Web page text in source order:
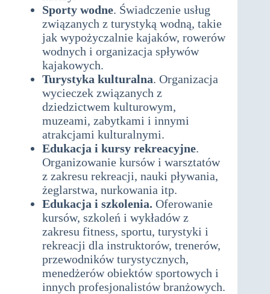
Sporty wodne. Świadczenie usług
związanych z turystyką wodną, takie
jak wypożyczalnie kajaków, rowerów
wodnych i organizacja spływów
kajakowych.
Turystyka kulturalna. Organizacja
wycieczek związanych z
dziedzictwem kulturowym,
muzeami, zabytkami i innymi
atrakcjami kulturalnymi.
Edukacja i kursy rekreacyjne.
Organizowanie kursów i warsztatów
z zakresu rekreacji, nauki pływania,
żeglarstwa, nurkowania itp.
Edukacja i szkolenia. Oferowanie
kursów, szkoleń i wykładów z
zakresu fitness, sportu, turystyki i
rekreacji dla instruktorów, trenerów,
przewodników turystycznych,
menedżerów obiektów sportowych i
innych profesjonalistów branżowych.